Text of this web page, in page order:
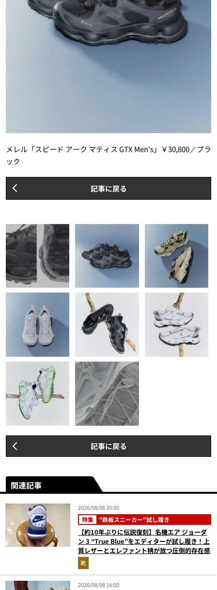
メレル「スピード アーク マティス GTX Men's」￥30,800／ブラ
ック
記事に戻る
記事に戻る
関連記事
2026/08/08 20:00
特集 "鉄板スニーカー"試し履き
【約10年ぶりに伝説復刻】名機エア ジョーダ
ン 3 “True Blue”をエディターが試し履き！上
質レザーとエレファント柄が放つ圧倒的存在感
靴
2026/08/08 14:00